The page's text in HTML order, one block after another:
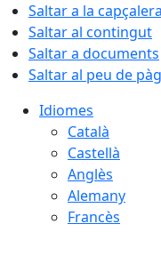
Saltar a la capçalera
Saltar al contingut
Saltar a documents
Saltar al peu de
Idiomes
Català
Castellà
Anglès
Alemany
Francès